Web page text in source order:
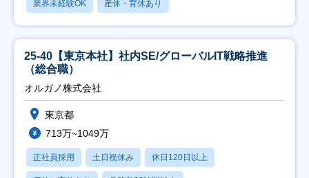
業界未経験OK 産休・育休あり
25-40【東京本社】社内SE/グローバルIT戦略推進
（総合職）
オルガノ株式会社
東京都
713万~1049万
正社員採用 土日祝休み 休日120日以上